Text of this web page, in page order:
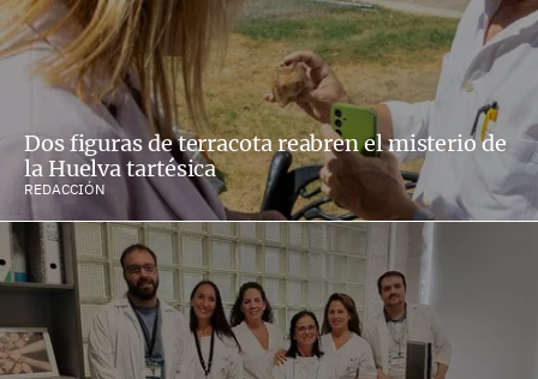
Dos figuras de terracota reabren el misterio de
la Huelva tartésica
REDACCIÓN